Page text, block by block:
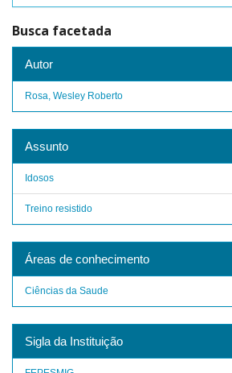
Busca facetada
Autor
Rosa, Wesley Roberto
Assunto
Idosos
Treino resistido
Áreas de conhecimento
Ciências da Saude
Sigla da Instituição